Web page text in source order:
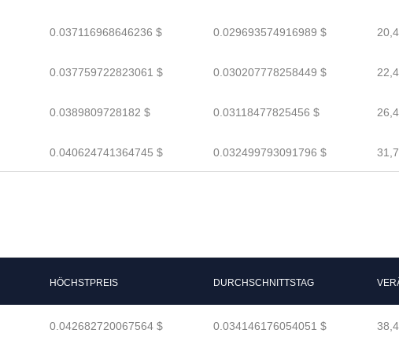
0.037116968646236 $ 0.029693574916989 $
0.037759722823061 $ 0.030207778258449 $
0.0389809728182 $ 0.03118477825456 $
0.040624741364745 $ 0.032499793091796 $
HÖCHSTPREIS DURCHSCHNITTSTAG
0.042682720067564 $ 0.034146176054051 $